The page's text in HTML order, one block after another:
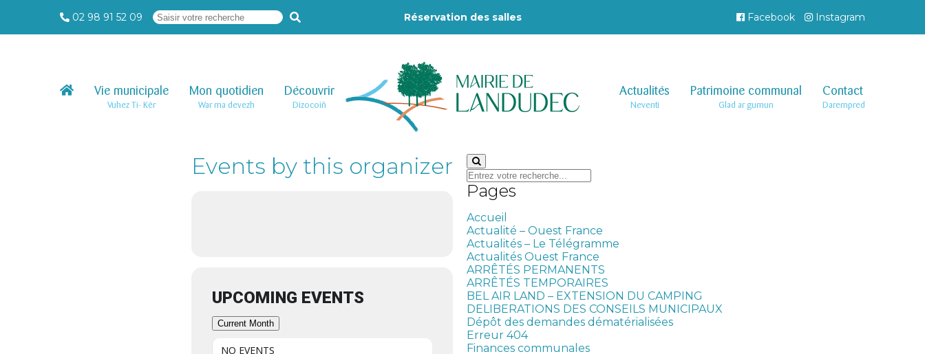
02 98 91 52 09 Réservation des salles Facebook Instagram
Vie municipale
Vuhez Ti- Kêr
Mon quotidien
War ma devezh
Découvrir
Dizocoiñ
Actualités
Neventi
Patrimoine communal
Glad ar gumun
Contact
Darempred
Events by this organizer
UPCOMING EVENTS
Current Month
NO EVENTS
Search
for:
Pages
Accueil
Actualité – Ouest France
Actualités – Le Télégramme
Actualités Ouest France
ARRÊTÉS PERMANENTS
ARRÊTÉS TEMPORAIRES
BEL AIR LAND – EXTENSION DU CAMPING
DELIBERATIONS DES CONSEILS MUNICIPAUX
Dépôt des demandes dématérialisées
Erreur 404
Finances communales